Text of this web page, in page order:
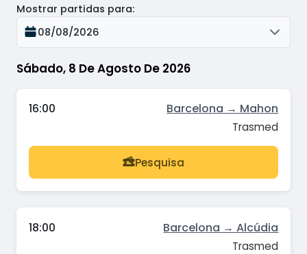
Sábado, 8 De Agosto De 2026
Mostrar partidas para:
08/08/2026
16:00 Barcelona → Mahon
Trasmed
Pesquisa
18:00 Barcelona → Alcúdia
Trasmed